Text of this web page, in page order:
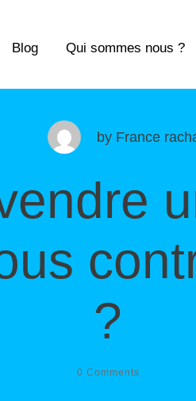
Blog Qui sommes nous ?
by France
?
0 Comments